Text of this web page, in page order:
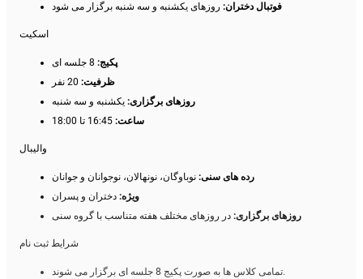
فوتبال دختران: روزهای یکشنبه و سه شنبه برگزار می شود
اسکیت
پکیج:
ظرفیت:
روزهای برگزاری: یکشنبه و سه شنبه
ساعت:
والیبال
رده های سنی: نوباوگان، نونهالان، نوجوانان و جوانان
ویژه: دختران و پسران
روزهای برگزاری: در روزهای مختلف هفته متناسب با گروه سنی
شرایط ثبت نام
تمامی کلاس ها به صورت پکیج 8 جلسه ای برگزار می شوند.